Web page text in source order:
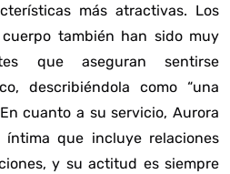
más atractivas. Los
también han sido muy
que aseguran sentirse
describiéndola como “una
cuanto a su servicio, Aurora
que incluye relaciones
y su actitud es siempre